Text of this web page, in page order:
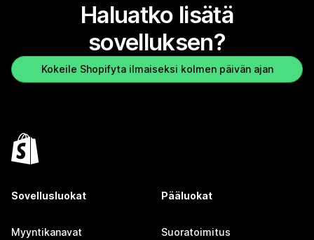
Haluatko lisätä
sovelluksen?
Kokeile Shopifyta ilmaiseksi kolmen päivän ajan
Sovellusluokat
Myyntikanavat
Pääluokat
Suoratoimitus